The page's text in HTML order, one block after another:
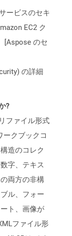
ービスのセキ
EC2 ク
[Aspose のセ
の詳細
?
ファイル形式
ークブックコ
造のコレク
字、テキス
両方の非構
ル、フォー
ト、画像が
ファイル形